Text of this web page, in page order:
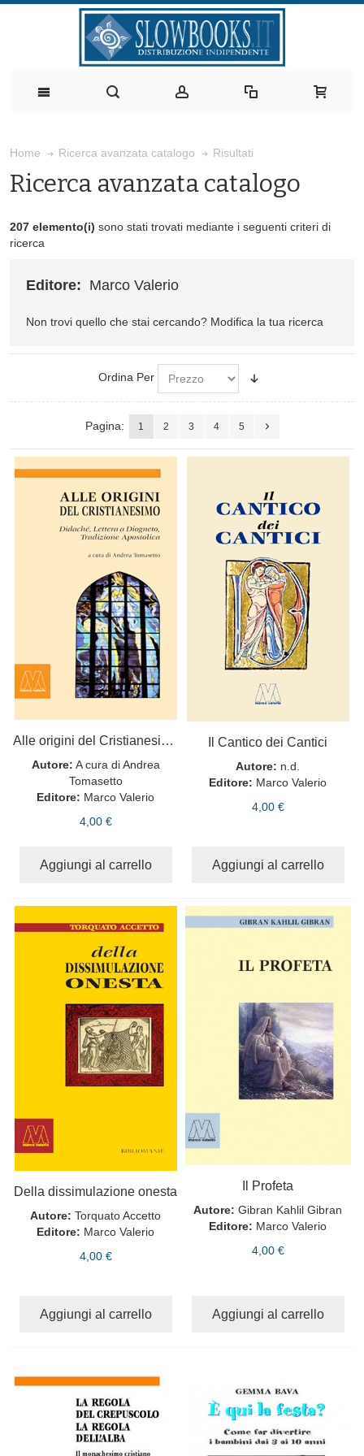
Home Ricerca avanzata catalogo Risultati
Ricerca avanzata catalogo
207 elemento(i) sono stati trovati mediante i seguenti criteri di
ricerca
Editore: Marco Valerio
Non trovi quello che stai cercando? Modifica la tua ricerca
Ordina Per
Pagina: 1 2 3 4 5
Autore: A cura di Andrea
Tomasetto
Editore: Marco Valerio
4,00 €
Aggiungi al carrello
Il Cantico dei Cantici
Autore: n.d.
Editore: Marco Valerio
4,00 €
Aggiungi al carrello
Della dissimulazione onesta
Autore: Torquato Accetto
Editore: Marco Valerio
4,00 €
Aggiungi al carrello
Il Profeta
Autore: Gibran Kahlil Gibran
Editore: Marco Valerio
4,00 €
Aggiungi al carrello